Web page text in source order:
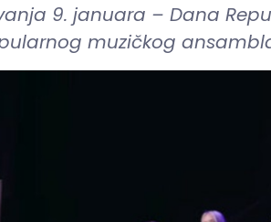
9. januara – Dana
muzičkog ansambla